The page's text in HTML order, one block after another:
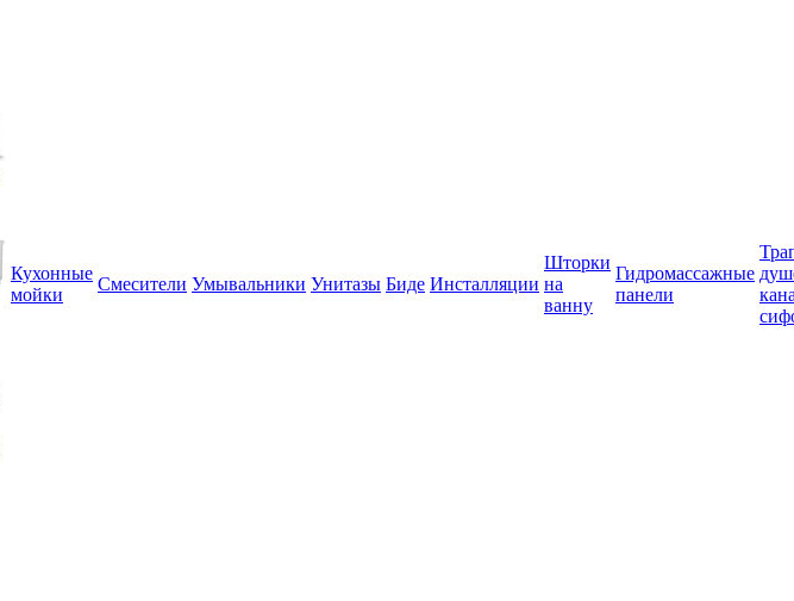
Кухонные
мойки
Смесители Умывальники Унитазы Биде Инсталляции
Шторки
на
ванну
Гидромассажные
панели